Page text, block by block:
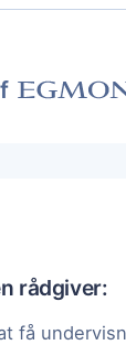
rådgiver:
få